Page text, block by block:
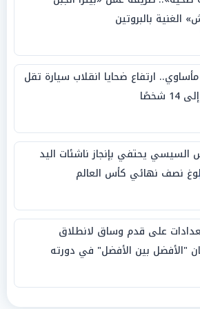
الغنية بالبروتين
ارتفاع ضحايا انقلاب سيارة تقل
شخصًا
السيسي يحتفي بإنجاز ناشئات اليد
نصف نهائي كأس العالم
على قدم وساق لانطلاق
"الأفضل بين الأفضل" في دورته